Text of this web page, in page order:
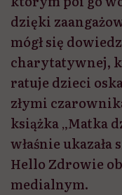
dzięki
mógł się
charytatywnej,
ratuje dzieci
złymi
książka „Matka
właśnie
Hello Zdrowie
medialnym.